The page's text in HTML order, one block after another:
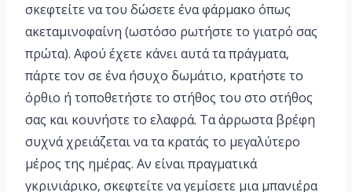
σκεφτείτε να του δώσετε ένα φάρμακο όπως
ακεταμινοφαίνη (ωστόσο ρωτήστε το γιατρό σας
πρώτα). Αφού έχετε κάνει αυτά τα πράγματα,
πάρτε τον σε ένα ήσυχο δωμάτιο, κρατήστε το
όρθιο ή τοποθετήστε το στήθος του στο στήθος
σας και κουνήστε το ελαφρά. Τα άρρωστα βρέφη
συχνά χρειάζεται να τα κρατάς το μεγαλύτερο
μέρος της ημέρας. Αν είναι πραγματικά
γκρινιάρικο, σκεφτείτε να γεμίσετε μια μπανιέρα